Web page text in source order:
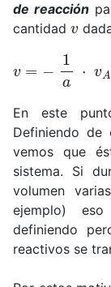
de reacción
cantidad v
−
En este
Definiendo de
vemos que
sistema. Si
volumen
ejemplo)
definiendo
reactivos se